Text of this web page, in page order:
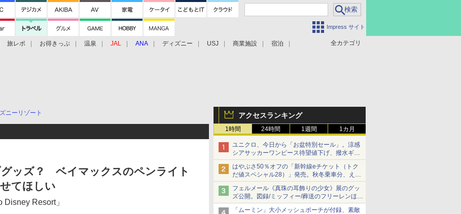
Impress サイト
全カテゴリ
旅レポ お得きっぷ 温泉 JAL ANA ディズニー USJ 商業施設 宿泊
アクセスランキング
1時間 24時間 1週間 1カ月
ユニクロ、今日から「お盆特別セール」。涼感
シアサッカーワンピース待望値下げ、撥水ギア
ショーツは1990円に
はやぶさ50％オフの「新幹線eチケット（トク
だ値スペシャル28）」発売。秋冬乗車分、えき
ねっと限定
フェルメール《真珠の耳飾りの少女》展のグッ
ズ公開。図録/ミッフィー/葬送のフリーレンほ
か、注目ブランドコラボが実現
「ムーミン」大小メッシュポーチが付録、素敵
ニーリゾート
ッズ？ ベイマックスのペンライト
てほしい
Disney Resort」